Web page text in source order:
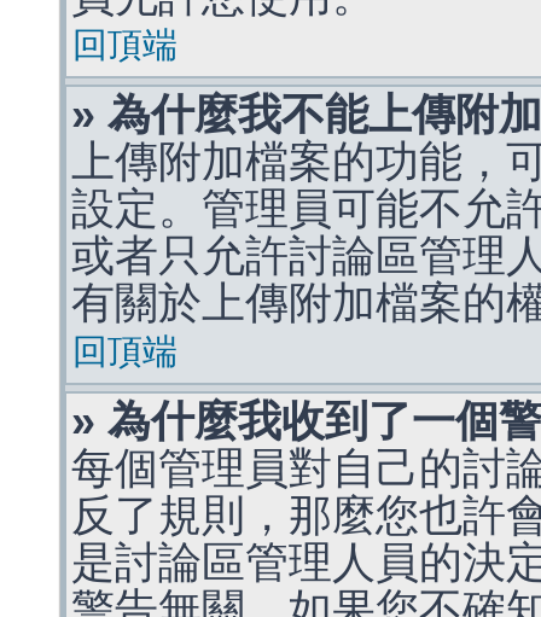
回頂端
» 為什麼我不能上傳附
上傳附加檔案的功能，
設定。管理員可能不允
或者只允許討論區管理
有關於上傳附加檔案的
回頂端
» 為什麼我收到了一個
每個管理員對自己的討
反了規則，那麼您也許
是討論區管理人員的決